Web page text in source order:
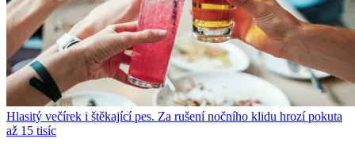
Hlasitý večírek i štěkající pes. Za rušení nočního klidu hrozí pokuta
až 15 tisíc